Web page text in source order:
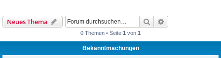
Neues Thema Suche
0 Themen • Seite 1 von 1
Bekanntmachungen